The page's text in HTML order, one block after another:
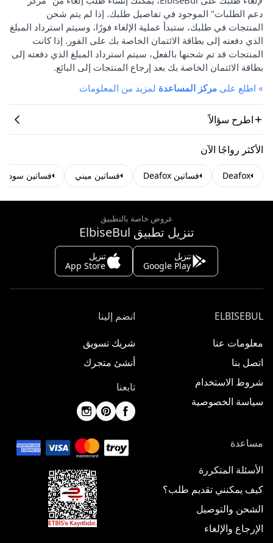
دعم الطلبات" الموجود في تفاصيل طلبك. إذا لم يتم شحن
المنتجات في طلبك، ستبدأ عملية الإلغاء فورًا، وسيتم استرداد المبلغ
الذي دفعته إلى بطاقة الائتمان الخاصة بك على الفور. إذا كانت
المنتجات قد تم شحنها بالفعل، سيتم استرداد المبلغ الذي دفعته إلى
بطاقة الائتمان الخاصة بك بعد إرجاع المنتجات إلى البائع.
» اطلع على مركز المساعدة لمزيد من المعلومات
اطرح سؤالاً
الأكثر رواجًا الآن
Deafox فساتين Deafox فساتين ميني فساتين سوداء
عروض خاصة بالتطبيق
تنزيل تطبيق ElbiseBul
تنزيل
Google Play
تنزيل
App Store
ELBISEBUL
معلومات عنا
اتصل بنا
شروط الاستخدام
سياسة الخصوصية
انضم إلينا
شريك تسويق
أنشئ متجرك
تابعنا
مساعدة
الأسئلة المتكررة
كيف يمكنني تقديم طلب؟
الشحن والتوصيل
الإرجاع والإلغاء